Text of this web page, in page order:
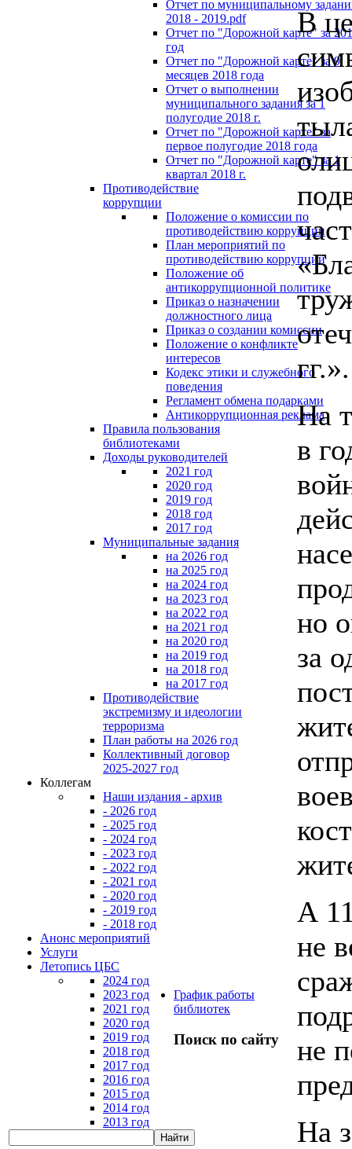
Отчет по муниципальному
2018 - 2019.pdf
Отчет по "Дорожной карте" за
год
Отчет по "Дорожной карте" за 9
месяцев 2018 года
Отчет о выполнении
муниципального задания за 1
полугодие 2018 г.
Отчет по "Дорожной карте" за
первое полугодие 2018 года
Отчет по "Дорожной карте" за 1
квартал 2018 г.
Противодействие
коррупции
Положение о комиссии по
противодействию коррупции
План мероприятий по
противодействию коррупции
Положение об
антикоррупционной политике
Приказ о назначении
должностного лица
Приказ о создании комиссии
Положение о конфликте
интересов
Кодекс этики и служебного
поведения
Регламент обмена подарками
Антикоррупционная реклама
Правила пользования
библиотеками
Доходы руководителей
2021 год
2020 год
2019 год
2018 год
2017 год
Муниципальные задания
на 2026 год
на 2025 год
на 2024 год
на 2023 год
на 2022 год
на 2021 год
на 2020 год
на 2019 год
на 2018 год
на 2017 год
Противодействие
экстремизму и идеологии
терроризма
План работы на 2026 год
Коллективный договор
2025-2027 год
Коллегам
Наши издания - архив
- 2026 год
- 2025 год
- 2024 год
- 2023 год
- 2022 год
- 2021 год
- 2020 год
- 2019 год
- 2018 год
Анонс мероприятий
Услуги
Летопись ЦБС
2024 год
2023 год
2021 год
2020 год
2019 год
2018 год
2017 год
2016 год
2015 год
2014 год
2013 год
График работы
библиотек
Поиск по сайту
В
гг.».
На
в
но
за
А
не
не
На